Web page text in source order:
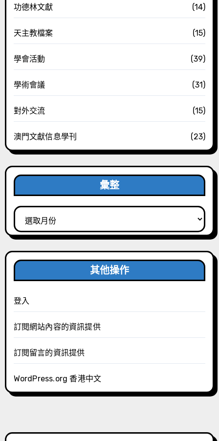
功德林文獻 (14)
天主教檔案 (15)
學會活動 (39)
學術會議 (31)
對外交流 (15)
澳門文獻信息學刊 (23)
彙整
彙
整
其他操作
登入
訂閱網站內容的資訊提供
訂閱留言的資訊提供
WordPress.org 香港中文